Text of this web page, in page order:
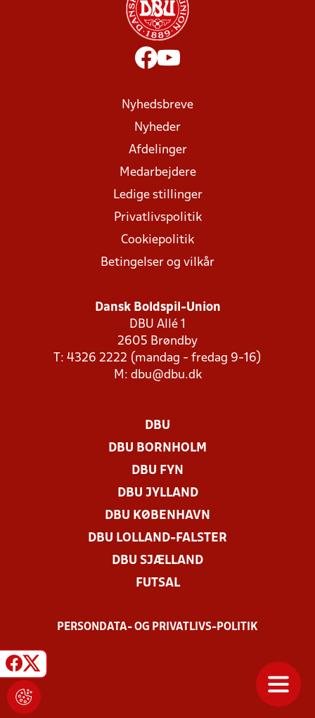
Nyhedsbreve
Nyheder
Afdelinger
Medarbejdere
Ledige stillinger
Privatlivspolitik
Cookiepolitik
Betingelser og vilkår
Dansk Boldspil-Union
DBU Allé 1
2605 Brøndby
T: 4326 2222 (mandag - fredag 9-16)
M: dbu@dbu.dk
DBU
DBU BORNHOLM
DBU FYN
DBU JYLLAND
DBU KØBENHAVN
DBU LOLLAND-FALSTER
DBU SJÆLLAND
FUTSAL
PERSONDATA- OG PRIVATLIVS-POLITIK